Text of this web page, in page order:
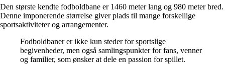
Den største kendte fodboldbane er 1460 meter lang og 980 meter bred.
Denne imponerende størrelse giver plads til mange forskellige
sportsaktiviteter og arrangementer.
Fodboldbaner er ikke kun steder for sportslige
begivenheder, men også samlingspunkter for fans, venner
og familier, som ønsker at dele en passion for spillet.